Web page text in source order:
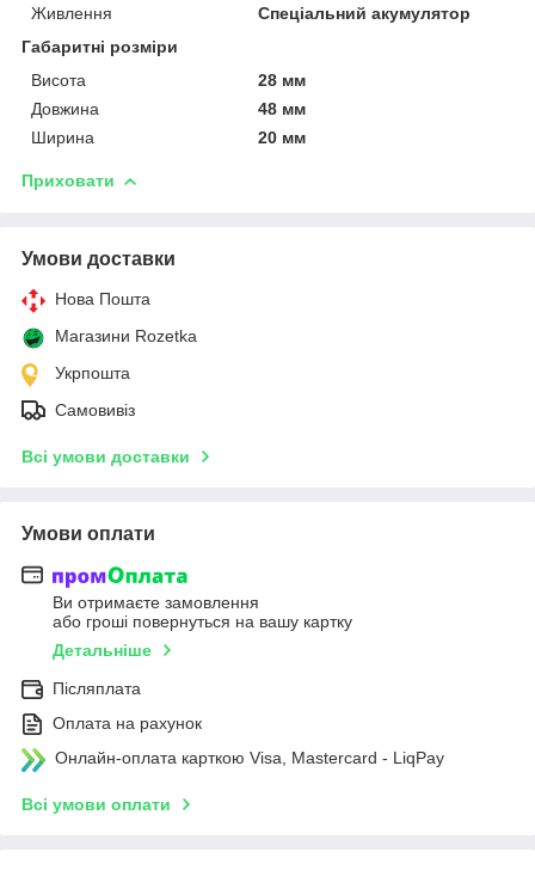
Живлення
Спеціальний акумулятор
Габаритні розміри
Висота
28 мм
Довжина
48 мм
Ширина
20 мм
Приховати
Умови доставки
Нова Пошта
Магазини Rozetka
Укрпошта
Самовивіз
Всі умови доставки
Умови оплати
Ви отримаєте замовлення
або гроші повернуться на вашу картку
Детальніше
Післяплата
Оплата на рахунок
Онлайн-оплата карткою Visa, Mastercard - LiqPay
Всі умови оплати